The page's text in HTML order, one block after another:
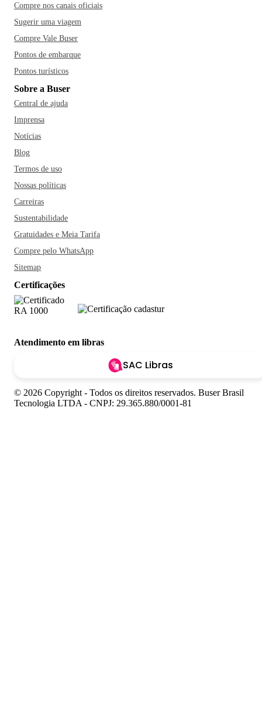
Compre nos canais oficiais
Sugerir uma viagem
Compre Vale Buser
Pontos de embarque
Pontos turísticos
Sobre a Buser
Central de ajuda
Imprensa
Notícias
Blog
Termos de uso
Nossas políticas
Carreiras
Sustentabilidade
Gratuidades e Meia Tarifa
Compre pelo WhatsApp
Sitemap
Certificações
Atendimento em libras
SAC Libras
© 2026 Copyright - Todos os direitos reservados. Buser Brasil
Tecnologia LTDA - CNPJ: 29.365.880/0001-81